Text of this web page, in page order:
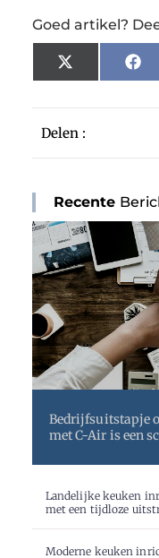
Top
Delen :
Recente
Bedrijfsuitstapje
met C-Air is een
Landelijke keuken
met een tijdloze
Moderne keuken
Goed artikel?
X
(Twitter)